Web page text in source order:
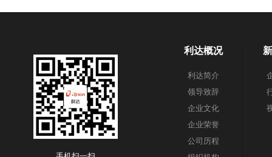
利达概况
利达简介
领导致辞
企业文化
企业荣誉
公司历程